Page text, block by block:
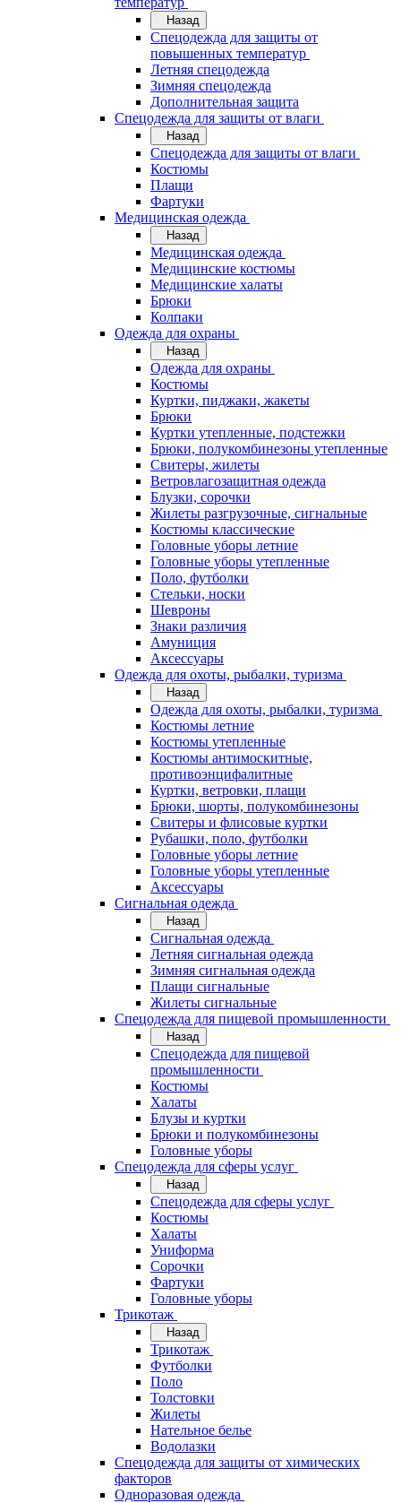
Назад
Спецодежда для защиты от
повышенных температур
Летняя спецодежда
Зимняя спецодежда
Дополнительная защита
Спецодежда для защиты от влаги
Назад
Спецодежда для защиты от влаги
Костюмы
Плащи
Фартуки
Медицинская одежда
Назад
Медицинская одежда
Медицинские костюмы
Медицинские халаты
Брюки
Колпаки
Одежда для охраны
Назад
Одежда для охраны
Костюмы
Куртки, пиджаки, жакеты
Брюки
Куртки утепленные, подстежки
Брюки, полукомбинезоны утепленные
Свитеры, жилеты
Ветровлагозащитная одежда
Блузки, сорочки
Жилеты разгрузочные, сигнальные
Костюмы классические
Головные уборы летние
Головные уборы утепленные
Поло, футболки
Стельки, носки
Шевроны
Знаки различия
Амуниция
Аксессуары
Одежда для охоты, рыбалки, туризма
Назад
Одежда для охоты, рыбалки, туризма
Костюмы летние
Костюмы утепленные
Костюмы антимоскитные,
противоэнцифалитные
Куртки, ветровки, плащи
Брюки, шорты, полукомбинезоны
Свитеры и флисовые куртки
Рубашки, поло, футболки
Головные уборы летние
Головные уборы утепленные
Аксессуары
Сигнальная одежда
Назад
Сигнальная одежда
Летняя сигнальная одежда
Зимняя сигнальная одежда
Плащи сигнальные
Жилеты сигнальные
Спецодежда для пищевой промышленности
Назад
Спецодежда для пищевой
промышленности
Костюмы
Халаты
Блузы и куртки
Брюки и полукомбинезоны
Головные уборы
Спецодежда для сферы услуг
Назад
Спецодежда для сферы услуг
Костюмы
Халаты
Униформа
Сорочки
Фартуки
Головные уборы
Трикотаж
Назад
Трикотаж
Футболки
Поло
Толстовки
Жилеты
Нательное белье
Водолазки
Спецодежда для защиты от химических
факторов
Одноразовая одежда